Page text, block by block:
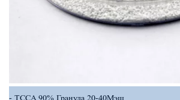
TCCA 90% Гранула 20-40Мэш